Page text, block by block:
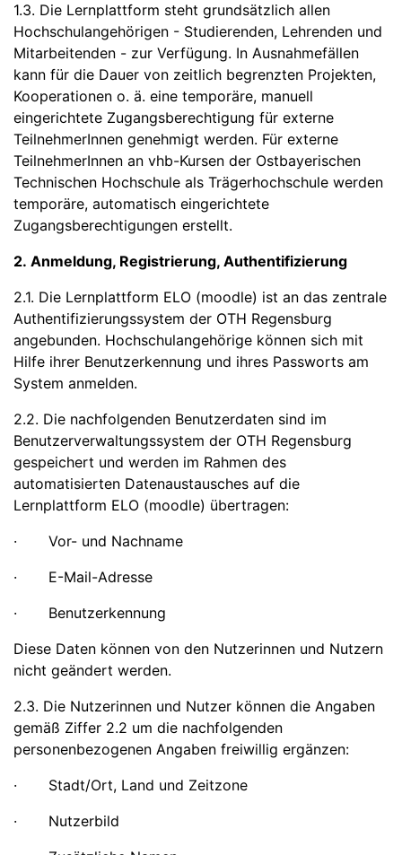
1.3. Die Lernplattform steht grundsätzlich allen
Hochschulangehörigen - Studierenden, Lehrenden und
Mitarbeitenden - zur Verfügung. In Ausnahmefällen
kann für die Dauer von zeitlich begrenzten Projekten,
Kooperationen o. ä. eine temporäre, manuell
eingerichtete Zugangsberechtigung für externe
TeilnehmerInnen genehmigt werden. Für externe
TeilnehmerInnen an vhb-Kursen der Ostbayerischen
Technischen Hochschule als Trägerhochschule werden
temporäre, automatisch eingerichtete
Zugangsberechtigungen erstellt.
2. Anmeldung, Registrierung, Authentifizierung
2.1. Die Lernplattform ELO (moodle) ist an das zentrale
Authentifizierungssystem der OTH Regensburg
angebunden. Hochschulangehörige können sich mit
Hilfe ihrer Benutzerkennung und ihres Passworts am
System anmelden.
2.2. Die nachfolgenden Benutzerdaten sind im
Benutzerverwaltungssystem der OTH Regensburg
gespeichert und werden im Rahmen des
automatisierten Datenaustausches auf die
Lernplattform ELO (moodle) übertragen:
· Vor- und Nachname
· E-Mail-Adresse
· Benutzerkennung
Diese Daten können von den Nutzerinnen und Nutzern
nicht geändert werden.
2.3. Die Nutzerinnen und Nutzer können die Angaben
gemäß Ziffer 2.2 um die nachfolgenden
personenbezogenen Angaben freiwillig ergänzen:
· Stadt/Ort, Land und Zeitzone
· Nutzerbild